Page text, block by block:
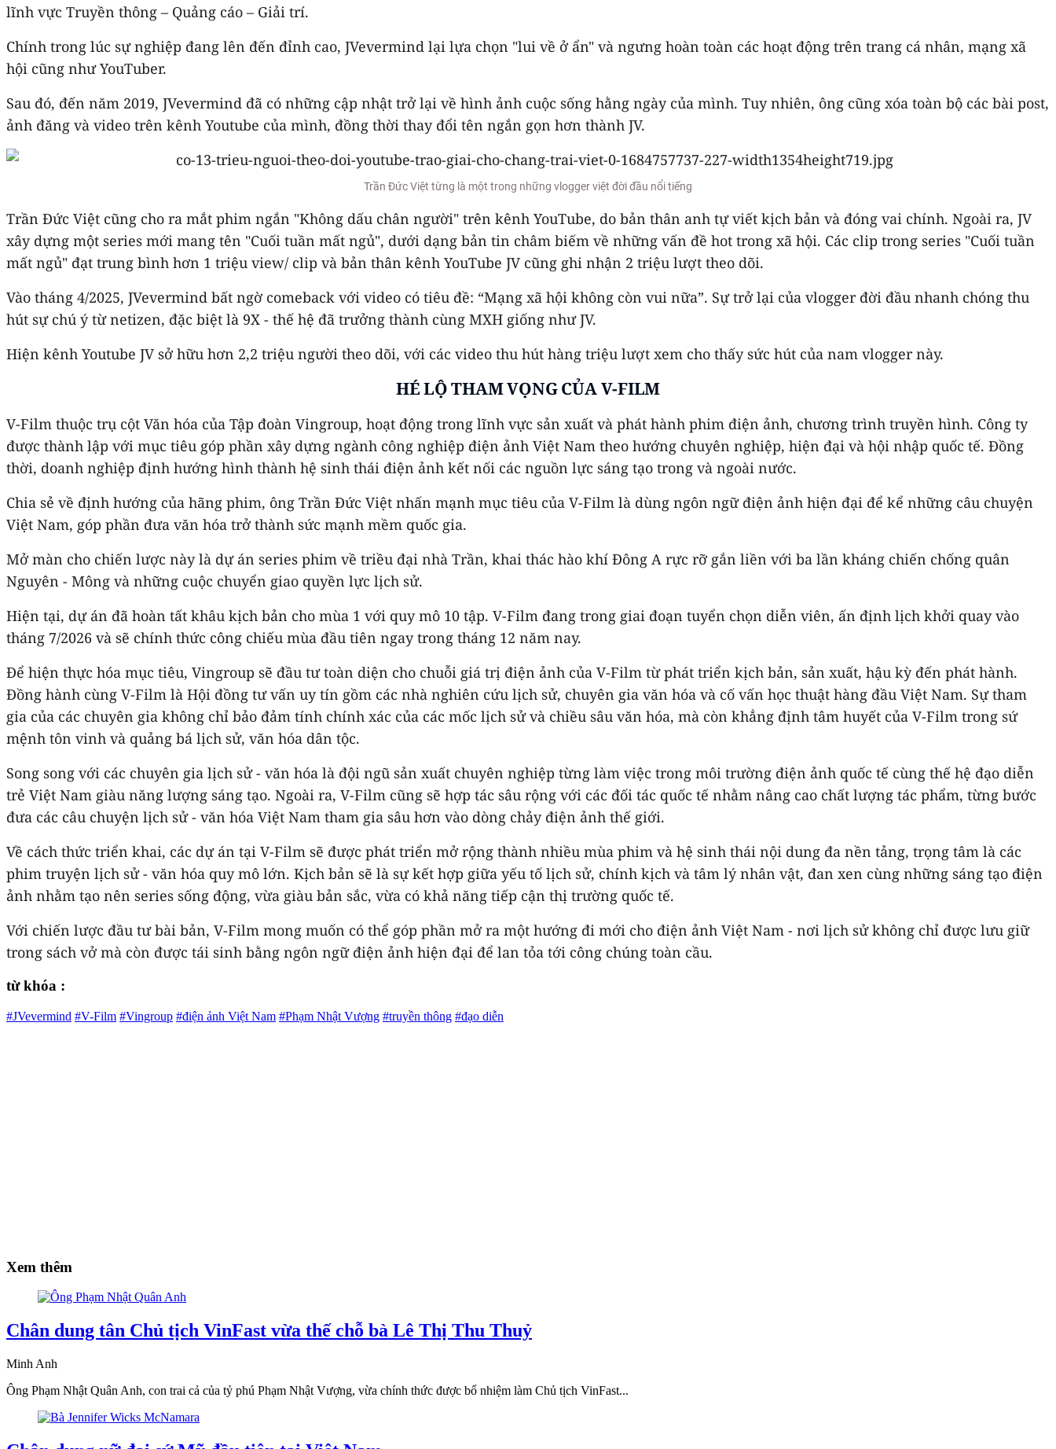
lĩnh vực Truyền thông – Quảng cáo – Giải trí.
Chính trong lúc sự nghiệp đang lên đến đỉnh cao, JVevermind lại lựa chọn "lui về ở ẩn" và ngưng hoàn toàn các hoạt động trên trang cá nhân, mạng xã
hội cũng như YouTuber.
Sau đó, đến năm 2019, JVevermind đã có những cập nhật trở lại về hình ảnh cuộc sống hằng ngày của mình. Tuy nhiên, ông cũng xóa toàn bộ các bài post,
ảnh đăng và video trên kênh Youtube của mình, đồng thời thay đổi tên ngắn gọn hơn thành JV.
Trần Đức Việt từng là một trong những vlogger việt đời đầu nổi tiếng
Trần Đức Việt cũng cho ra mắt phim ngắn "Không dấu chân người" trên kênh YouTube, do bản thân anh tự viết kịch bản và đóng vai chính. Ngoài ra, JV
xây dựng một series mới mang tên "Cuối tuần mất ngủ", dưới dạng bản tin châm biếm về những vấn đề hot trong xã hội. Các clip trong series "Cuối tuần
mất ngủ" đạt trung bình hơn 1 triệu view/ clip và bản thân kênh YouTube JV cũng ghi nhận 2 triệu lượt theo dõi.
Vào tháng 4/2025, JVevermind bất ngờ comeback với video có tiêu đề: “Mạng xã hội không còn vui nữa”. Sự trở lại của vlogger đời đầu nhanh chóng thu
hút sự chú ý từ netizen, đặc biệt là 9X - thế hệ đã trưởng thành cùng MXH giống như JV.
Hiện kênh Youtube JV sở hữu hơn 2,2 triệu người theo dõi, với các video thu hút hàng triệu lượt xem cho thấy sức hút của nam vlogger này.
HÉ LỘ THAM VỌNG CỦA V-FILM
V-Film thuộc trụ cột Văn hóa của Tập đoàn Vingroup, hoạt động trong lĩnh vực sản xuất và phát hành phim điện ảnh, chương trình truyền hình. Công ty
được thành lập với mục tiêu góp phần xây dựng ngành công nghiệp điện ảnh Việt Nam theo hướng chuyên nghiệp, hiện đại và hội nhập quốc tế. Đồng
thời, doanh nghiệp định hướng hình thành hệ sinh thái điện ảnh kết nối các nguồn lực sáng tạo trong và ngoài nước.
Chia sẻ về định hướng của hãng phim, ông Trần Đức Việt nhấn mạnh mục tiêu của V-Film là dùng ngôn ngữ điện ảnh hiện đại để kể những câu chuyện
Việt Nam, góp phần đưa văn hóa trở thành sức mạnh mềm quốc gia.
Mở màn cho chiến lược này là dự án series phim về triều đại nhà Trần, khai thác hào khí Đông A rực rỡ gắn liền với ba lần kháng chiến chống quân
Nguyên - Mông và những cuộc chuyển giao quyền lực lịch sử.
Hiện tại, dự án đã hoàn tất khâu kịch bản cho mùa 1 với quy mô 10 tập. V-Film đang trong giai đoạn tuyển chọn diễn viên, ấn định lịch khởi quay vào
tháng 7/2026 và sẽ chính thức công chiếu mùa đầu tiên ngay trong tháng 12 năm nay.
Để hiện thực hóa mục tiêu, Vingroup sẽ đầu tư toàn diện cho chuỗi giá trị điện ảnh của V-Film từ phát triển kịch bản, sản xuất, hậu kỳ đến phát hành.
Đồng hành cùng V-Film là Hội đồng tư vấn uy tín gồm các nhà nghiên cứu lịch sử, chuyên gia văn hóa và cố vấn học thuật hàng đầu Việt Nam. Sự tham
gia của các chuyên gia không chỉ bảo đảm tính chính xác của các mốc lịch sử và chiều sâu văn hóa, mà còn khẳng định tâm huyết của V-Film trong sứ
mệnh tôn vinh và quảng bá lịch sử, văn hóa dân tộc.
Song song với các chuyên gia lịch sử - văn hóa là đội ngũ sản xuất chuyên nghiệp từng làm việc trong môi trường điện ảnh quốc tế cùng thế hệ đạo diễn
trẻ Việt Nam giàu năng lượng sáng tạo. Ngoài ra, V-Film cũng sẽ hợp tác sâu rộng với các đối tác quốc tế nhằm nâng cao chất lượng tác phẩm, từng bước
đưa các câu chuyện lịch sử - văn hóa Việt Nam tham gia sâu hơn vào dòng chảy điện ảnh thế giới.
Về cách thức triển khai, các dự án tại V-Film sẽ được phát triển mở rộng thành nhiều mùa phim và hệ sinh thái nội dung đa nền tảng, trọng tâm là các
phim truyện lịch sử - văn hóa quy mô lớn. Kịch bản sẽ là sự kết hợp giữa yếu tố lịch sử, chính kịch và tâm lý nhân vật, đan xen cùng những sáng tạo điện
ảnh nhằm tạo nên series sống động, vừa giàu bản sắc, vừa có khả năng tiếp cận thị trường quốc tế.
Với chiến lược đầu tư bài bản, V-Film mong muốn có thể góp phần mở ra một hướng đi mới cho điện ảnh Việt Nam - nơi lịch sử không chỉ được lưu giữ
trong sách vở mà còn được tái sinh bằng ngôn ngữ điện ảnh hiện đại để lan tỏa tới công chúng toàn cầu.
từ khóa :
#JVevermind #V-Film #Vingroup #điện ảnh Việt Nam #Phạm Nhật Vượng #truyền thông #đạo diễn
Xem thêm
Chân dung tân Chủ tịch VinFast vừa thế chỗ bà Lê Thị Thu Thuỷ
Minh Anh
Ông Phạm Nhật Quân Anh, con trai cả của tỷ phú Phạm Nhật Vượng, vừa chính thức được bổ nhiệm làm Chủ tịch VinFast...